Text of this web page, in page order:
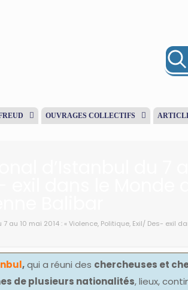
OUVRAGES COLLECTIFS
au 10 mai 2014 : « Violence, Politique, Exil/ Des- exil
,qui a réuni des chercheuses et
de plusieurs nationalités, lieux,